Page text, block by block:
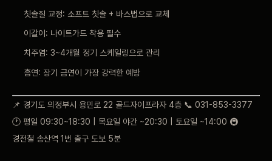
칫솔질 교정: 소프트 칫솔 + 바스법으로 교체
이갈이: 나이트가드 착용 필수
치주염: 3~4개월 정기 스케일링으로 관리
흡연: 장기 금연이 가장 강력한 예방
📌 경기도 의정부시 용민로 22 골드자이프라자 4층 📞 031-853-3377
🕐 평일 09:30~18:30 | 목요일 야간 ~20:30 | 토요일 ~14:00 🚇
경전철 송산역 1번 출구 도보 5분